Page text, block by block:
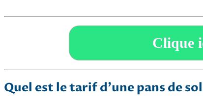
Clique
Quel est le tarif d’une pans de